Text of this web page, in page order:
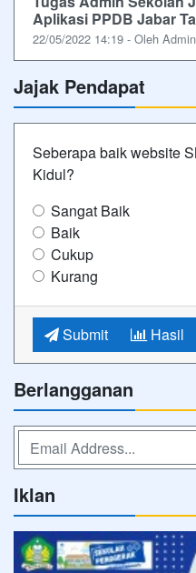
Aplikasi PPDB Jabar
22/05/2022 14:19 - Oleh
Jajak Pendapat
Seberapa baik website
Kidul?
Sangat Baik
Baik
Cukup
Kurang
Submit Hasil
Berlangganan
Iklan